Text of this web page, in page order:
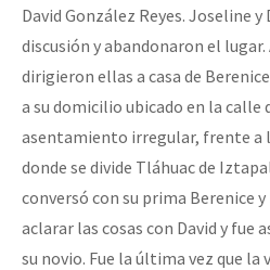
David González Reyes. Joseline
discusión y abandonaron el
dirigieron ellas a casa de
a su domicilio ubicado en la calle
asentamiento irregular, frente a
donde se divide Tláhuac de
conversó con su prima Berenice
aclarar las cosas con David y fue
su novio. Fue la última vez que la